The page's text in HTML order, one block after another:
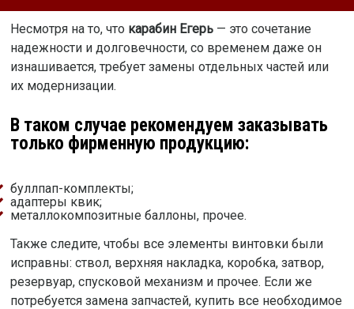
Несмотря на то, что карабин Егерь— это сочетание
надежности и долговечности, со временем даже он
изнашивается, требует замены отдельных частей или
их модернизации.
В таком случае рекомендуем заказывать
только фирменную продукцию:
буллпап-комплекты;
адаптеры квик;
металлокомпозитные баллоны, прочее.
Также следите, чтобы все элементы винтовки были
исправны: ствол, верхняя накладка, коробка, затвор,
резервуар, спусковой механизм и прочее. Если же
потребуется замена запчастей, купить все необходимое